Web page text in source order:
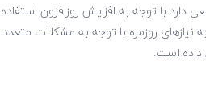
دارد با توجه به افزایش روز‌افزون
به نیازهای روزمره با توجه به
داده است.